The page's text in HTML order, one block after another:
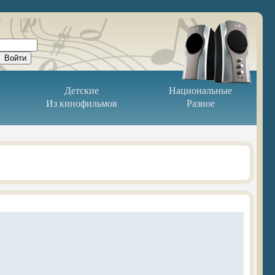
Детские
Национальные
Из кинофильмов Разное